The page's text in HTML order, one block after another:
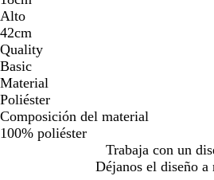
Alto
42cm
Quality
Basic
Material
Poliéster
Composición del material
100% poliéster
Trabaja con un
Déjanos el diseño a